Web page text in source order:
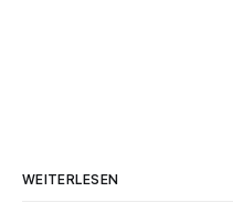
WEITERLESEN